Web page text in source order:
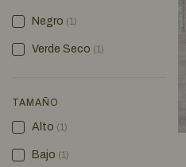
Negro (1)
Verde Seco (1)
TAMAÑO
Alto (1)
Bajo (1)